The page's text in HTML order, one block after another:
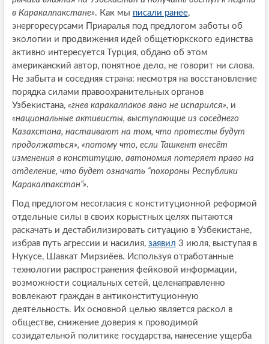
в Каракалпакстане». Как мы писали ранее,
энергоресурсами Приаралья под предлогом заботы об
экологии и продвижения идей общетюркского единства
активно интересуется Турция, обдано об этом
американский автор, понятное дело, не говорит ни слова.
Не забыта и соседняя страна: несмотря на восстановление
порядка силами правоохранительных органов
Узбекистана, «гнев каракалпаков явно не испарился», и
«национальные активисты, выступающие из соседнего
Казахстана, настаивают на том, что протесты будут
продолжаться», «потому что, если Ташкент внесёт
изменения в конституцию, автономия потеряет право на
отделение, что будет означать “похороны Республики
Каракалпакстан”».
Под предлогом несогласия с конституционной реформой
отдельные силы в своих корыстных целях пытаются
раскачать и дестабилизировать ситуацию в Узбекистане,
избрав путь агрессии и насилия, заявил 3 июля, выступая в
Нукусе, Шавкат Мирзиёев. Используя отработанные
технологии распространения фейковой информации,
возможности социальных сетей, целенаправленно
вовлекают граждан в антиконституционную
деятельность. Их основной целью является раскол в
обществе, снижение доверия к проводимой
созидательной политике государства, нанесение ущерба